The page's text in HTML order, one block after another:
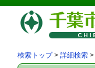
検索トップ> 詳細検索 >